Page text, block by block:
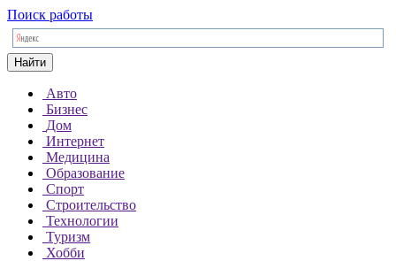
Поиск работы
Найти
Авто
Бизнес
Дом
Интернет
Медицина
Образование
Спорт
Строительство
Технологии
Туризм
Хобби